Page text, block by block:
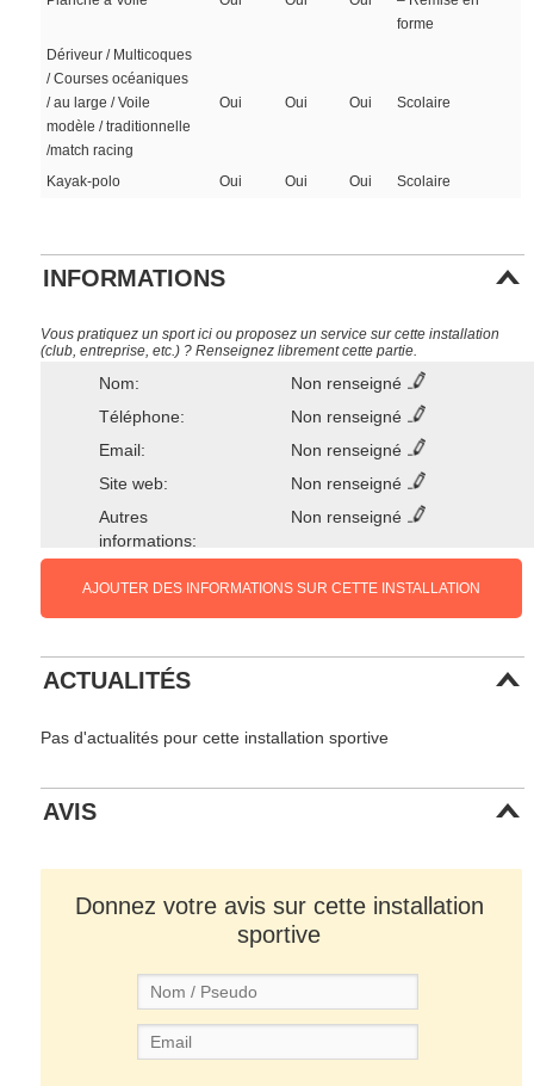
forme
Dériveur / Multicoques
/ Courses océaniques
/ au large / Voile
modèle / traditionnelle
/match racing
Oui Oui Oui Scolaire
Kayak-polo Oui Oui Oui Scolaire
INFORMATIONS
Vous pratiquez un sport ici ou proposez un service sur cette installation
(club, entreprise, etc.) ? Renseignez librement cette partie.
Nom:
Non renseigné
Téléphone:
Non renseigné
Email:
Non renseigné
Site web:
Non renseigné
Autres
informations:
Non renseigné
AJOUTER DES INFORMATIONS SUR CETTE INSTALLATION
ACTUALITÉS
Pas d'actualités pour cette installation sportive
AVIS
Donnez votre avis sur cette installation
sportive